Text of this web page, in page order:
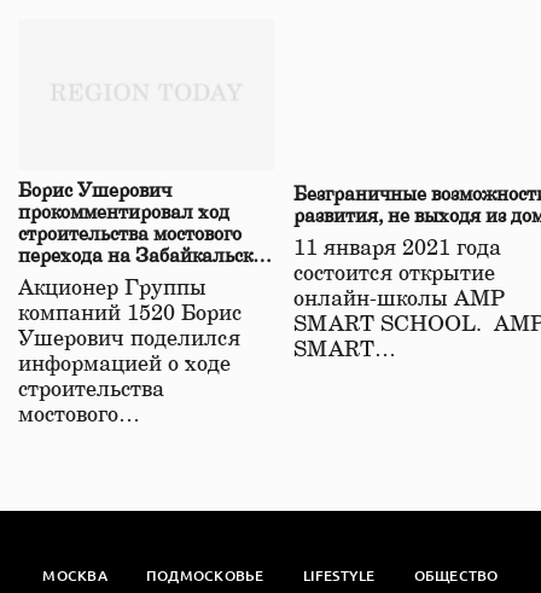
Борис Ушерович
прокомментировал ход
строительства мостового
перехода на Забайкальской
железной дороге
Акционер Группы
компаний 1520 Борис
Ушерович поделился
информацией о ходе
строительства
мостового…
Безграничные
развития, не выходя из
11 января 2021 года
состоится открытие
онлайн-школы АМР
SMART SCHOOL.
SMART…
МОСКВА ПОДМОСКОВЬЕ LIFESTYLE ОБЩЕСТВО